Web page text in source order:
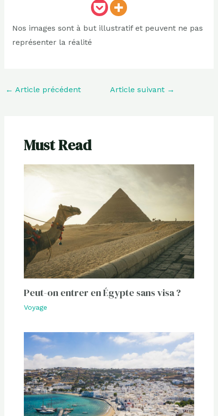
Nos images sont à but illustratif et peuvent ne pas
représenter la réalité
← Article précédent Article suivant →
Must Read
Peut-on entrer en Égypte sans visa ?
Voyage